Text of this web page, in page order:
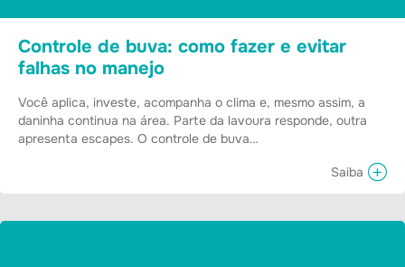
Controle de buva: como fazer e evitar
falhas no manejo
Você aplica, investe, acompanha o clima e, mesmo assim, a
daninha continua na área. Parte da lavoura responde, outra
apresenta escapes. O controle de buva…
Saiba